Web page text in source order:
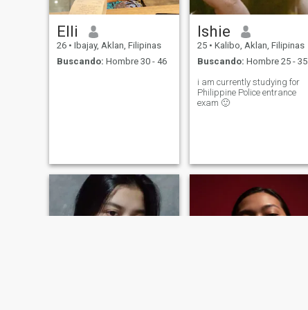
mejor amigo... \NQuiero ser
mi corazón despierte para el
la segunda vez haré todo lo
posible solo para hacerte
feliz..y
Elli
26 • Ibajay, Aklan, Filipinas
Buscando: Hombre 30 - 46
Ishie
25 • Kalibo, Aklan, Filipinas
Buscando: Hombre 25 - 35
i am currently studying for
Philippine Police entrance
exam 🙂